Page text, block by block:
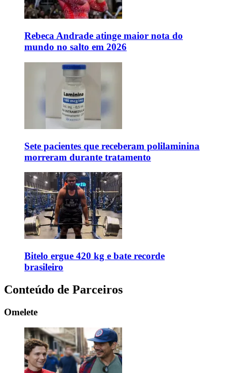
Rebeca Andrade atinge maior nota do
mundo no salto em 2026
Sete pacientes que receberam polilaminina
morreram durante tratamento
Bitelo ergue 420 kg e bate recorde
brasileiro
Conteúdo de Parceiros
Omelete